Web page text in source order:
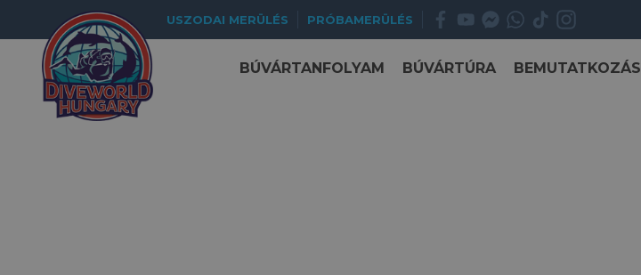
USZODAI MERÜLÉS PRÓBAMERÜLÉS
BÚVÁRTANFOLYAM BÚVÁRTÚRA BEMUTATKOZÁS